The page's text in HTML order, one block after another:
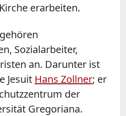
erarbeiten.
Sozialarbeiter,
an. Darunter ist
Jesuit Hans Zollner; er
der
Gregoriana.